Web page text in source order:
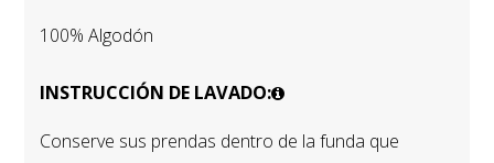
100% Algodón
INSTRUCCIÓN DE LAVADO:
Conserve sus prendas dentro de la funda que